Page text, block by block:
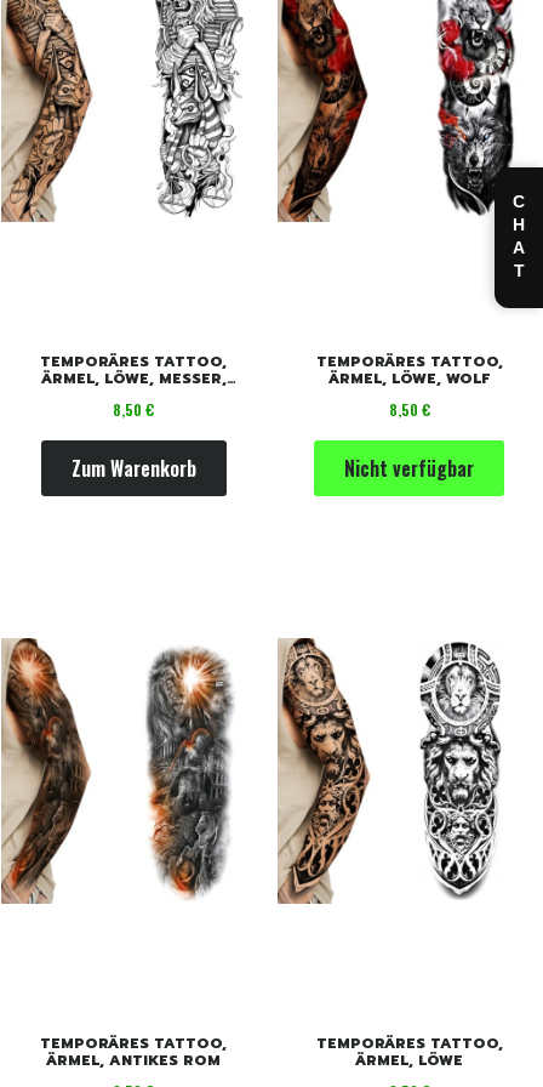
CHAT
TEMPORÄRES TATTOO,
ÄRMEL, LÖWE, MESSER,
Preis
8,50 €
Zum Warenkorb
TEMPORÄRES TATTOO,
ÄRMEL, LÖWE, WOLF
Preis
8,50 €
Nicht verfügbar
TEMPORÄRES TATTOO,
ÄRMEL, ANTIKES ROM
TEMPORÄRES TATTOO,
ÄRMEL, LÖWE